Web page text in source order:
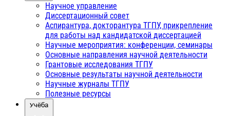
Научное управление
Диссертационный совет
Аспирантура, докторантура ТГПУ, прикрепление
для работы над кандидатской диссертацией
Научные мероприятия: конференции, семинары
Основные направления научной деятельности
Грантовые исследования ТГПУ
Основные результаты научной деятельности
Научные журналы ТГПУ
Полезные ресурсы
Учёба